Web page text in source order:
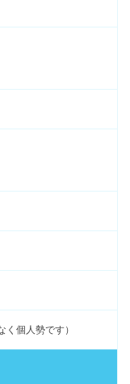
個人勢です）